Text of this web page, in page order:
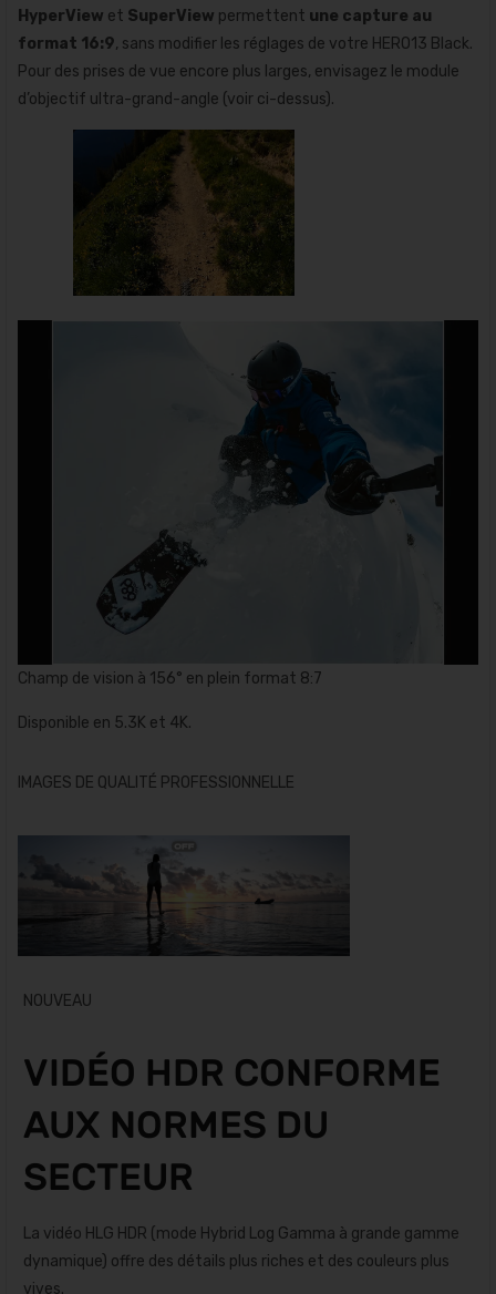
HyperView et SuperView permettent une capture au
format 16:9, sans modifier les réglages de votre HERO13 Black.
Pour des prises de vue encore plus larges, envisagez le module
d’objectif ultra-grand-angle (voir ci-dessus).
Champ de vision à 156° en plein format 8:7
Disponible en 5.3K et 4K.
IMAGES DE QUALITÉ PROFESSIONNELLE
NOUVEAU
VIDÉO HDR CONFORME
AUX NORMES DU
SECTEUR
La vidéo HLG HDR (mode Hybrid Log Gamma à grande gamme
dynamique) offre des détails plus riches et des couleurs plus
vives.